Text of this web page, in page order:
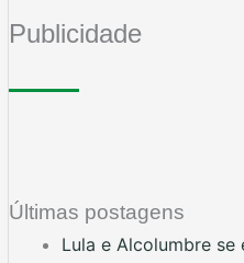
Publicidade
Últimas postagens
Lula e Alcolumbre se